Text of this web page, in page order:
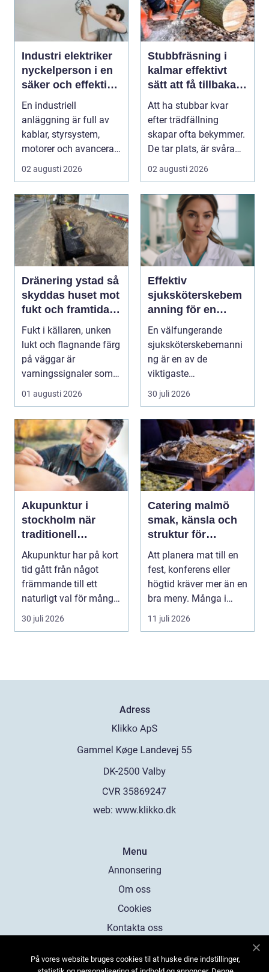
Industri elektriker
nyckelperson i en
säker och effektiv
produktion
En industriell
anläggning är full av
kablar, styrsystem,
motorer och avancerad
teknik. Bakom allt de...
02 augusti 2026
Stubbfräsning i
kalmar effektivt
sätt att få tillbaka
trädgården
Att ha stubbar kvar
efter trädfällning
skapar ofta bekymmer.
De tar plats, är svåra
att klippa runt,...
02 augusti 2026
Dränering ystad så
skyddas huset mot
fukt och framtida
skador
Fukt i källaren, unken
lukt och flagnande färg
på väggar är
varningssignaler som
många villaägare i ...
01 augusti 2026
Effektiv
sjuksköterskebem
anning för en
tryggare vård
En välfungerande
sjuksköterskebemanni
ng är en av de
viktigaste
förutsättningarna för
30 juli 2026
Akupunktur i
stockholm när
traditionell
kinesisk medicin
möter modern
vardag
Akupunktur har på kort
tid gått från något
främmande till ett
naturligt val för många
som söker lind...
30 juli 2026
Catering malmö
smak, känsla och
struktur för
lyckade event
Att planera mat till en
fest, konferens eller
högtid kräver mer än en
bra meny. Många i
Malmö väljer...
11 juli 2026
Adress
web: www.klikko.dk
Menu
Annonsering
Om oss
Cookies
Kontakta oss
På vores website bruges cookies til at huske dine indstillinger,